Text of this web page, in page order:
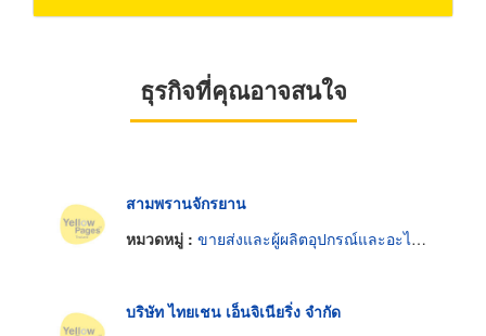
ธุรกิจที่คุณอาจสนใจ
สามพรานจักรยาน
หมวดหมู่ : ขายส่งและผู้ผลิตอุปกรณ์และอะไหล่รถจักรยาน
บริษัท ไทยเชน เอ็นจิเนียริ่ง จำกัด